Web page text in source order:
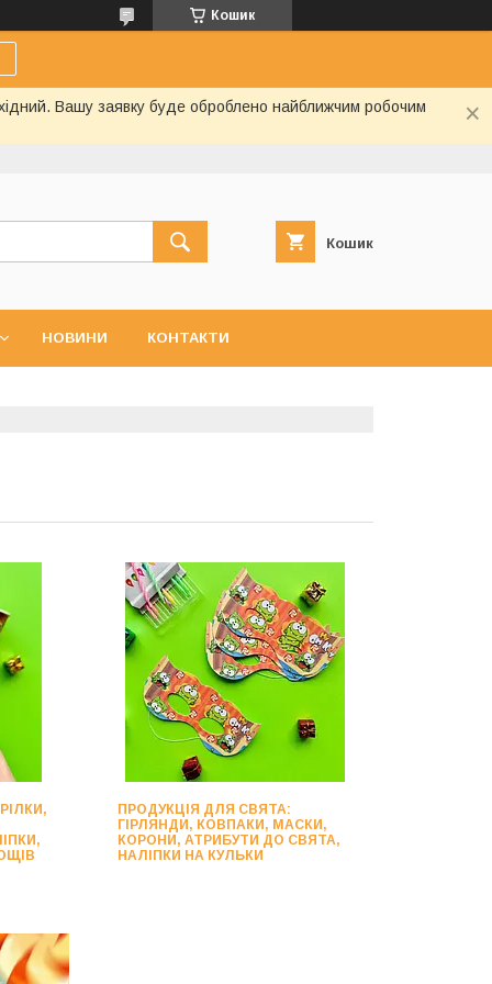
Кошик
Вашу заявку буде оброблено найближчим робочим
Кошик
НОВИНИ КОНТАКТИ
ПРОДУКЦІЯ ДЛЯ СВЯТА:
ГІРЛЯНДИ, КОВПАКИ, МАСКИ,
КОРОНИ, АТРИБУТИ ДО СВЯТА,
НАЛІПКИ НА КУЛЬКИ